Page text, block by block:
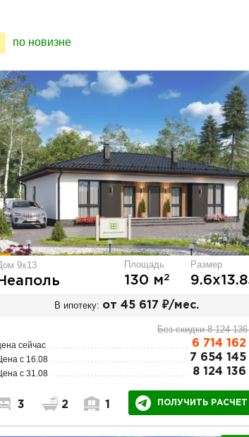
по новизне
9х13
Неаполь
Площадь
130 м2
Размер
В ипотеку: от 45 617 ₽/мес.
Без скидки 8 124
сейчас 6 714 162
с 16.08 7 654 145
с 31.08 8 124 136
3 2 1 ПОЛУЧИТЬ РАСЧЕТ